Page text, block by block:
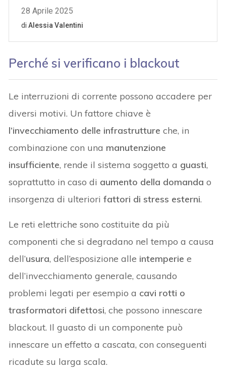
Perché si verificano i blackout
Le interruzioni di corrente possono accadere per
diversi motivi. Un fattore chiave è
l’invecchiamento delle infrastrutture che, in
combinazione con una manutenzione
insufficiente, rende il sistema soggetto a guasti,
soprattutto in caso di aumento della domanda o
insorgenza di ulteriorifattori di stress esterni.
Le reti elettriche sono costituite da più
componenti che si degradano nel tempo a causa
dell’usura, dell’esposizione alle intemperie e
dell’invecchiamento generale, causando
problemi legati per esempio a cavi rotti o
trasformatori difettosi, che possono innescare
blackout. Il guasto di un componente può
innescare un effetto a cascata, con conseguenti
ricadute su larga scala.